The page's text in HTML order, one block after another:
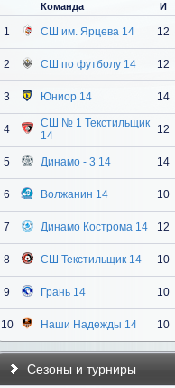
Команда И
1 СШ им. Ярцева 14 12
2 СШ по футболу 14 12
3 Юниор 14 14
4
СШ № 1 Текстильщик
14
12
5 Динамо - 3 14 14
6 Волжанин 14 10
7 Динамо Кострома 14 12
8 СШ Текстильщик 14 10
9 Грань 14 10
10 Наши Надежды 14 10
Сезоны и турниры